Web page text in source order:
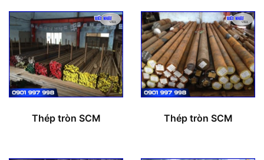
Thép tròn SCM Thép tròn SCM